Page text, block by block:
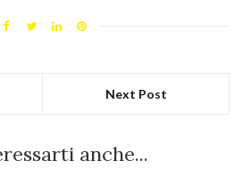
Next Post
anche...